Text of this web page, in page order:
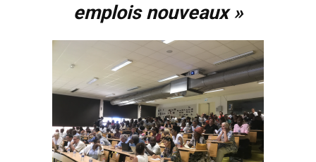
emplois nouveaux »